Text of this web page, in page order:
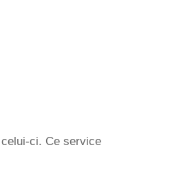
celui-ci. Ce service